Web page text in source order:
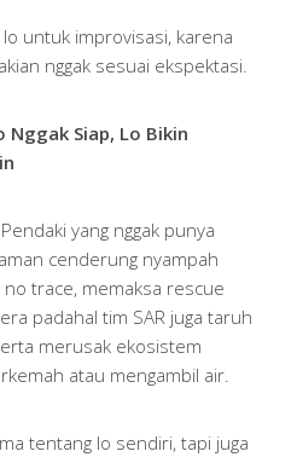
untuk improvisasi, karena
nggak sesuai ekspektasi.
Nggak Siap, Lo Bikin
yang nggak punya
cenderung nyampah
trace, memaksa rescue
padahal tim SAR juga taruh
merusak ekosistem
atau mengambil air.
tentang lo sendiri, tapi juga